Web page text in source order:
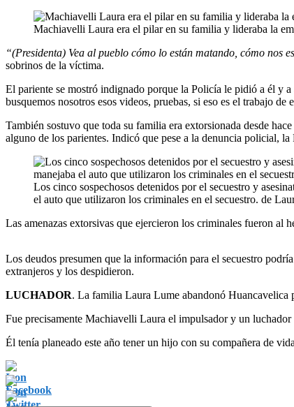
Machiavelli Laura era el pilar en su familia y lideraba la
“(Presidenta) Vea al pueblo cómo lo están matando, cómo nos
sobrinos de la víctima.
El pariente se mostró indignado porque la Policía le pidió a él y
busquemos nosotros esos videos, pruebas, si eso es el trabajo de
También sostuvo que toda su familia era extorsionada desde
alguno de los parientes. Indicó que pese a la denuncia policial,
Los cinco sospechosos detenidos por el secuestro y
el auto que utilizaron los criminales en el secuestro. de
Las amenazas extorsivas que ejercieron los criminales fueron al
Los deudos presumen que la información para el secuestro
extranjeros y los despidieron.
LUCHADOR. La familia Laura Lume abandonó Huancavelica
Fue precisamente Machiavelli Laura el impulsador y un
Él tenía planeado este año tener un hijo con su compañera de